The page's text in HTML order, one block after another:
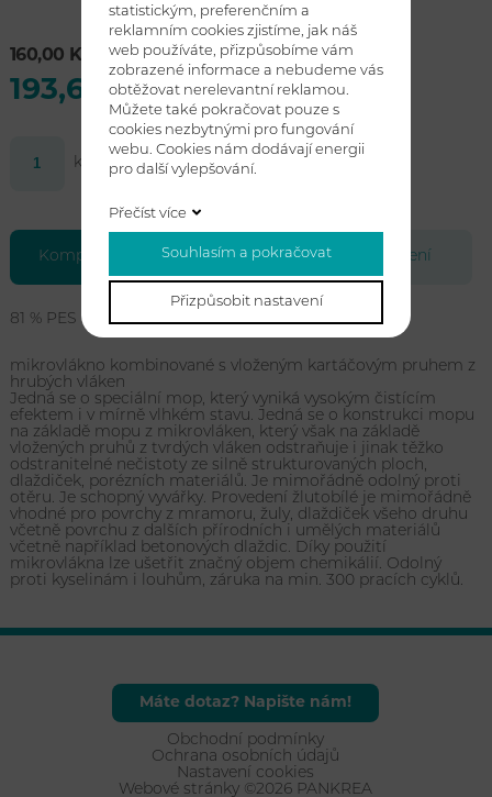
160,00 Kč bez DPH
193,60 Kč s DPH
ks Koupit
Kompletní specifikace Soubory ke stažení
81 % PES mikrovlákno, 19 % polypropylen
mikrovlákno kombinované s vloženým kartáčovým pruhem z
hrubých vláken
Jedná se o speciální mop, který vyniká vysokým čistícím
efektem i v mírně vlhkém stavu. Jedná se o konstrukci mopu
na základě mopu z mikrovláken, který však na základě
vložených pruhů z tvrdých vláken odstraňuje i jinak těžko
odstranitelné nečistoty ze silně strukturovaných ploch,
dlaždiček, porézních materiálů. Je mimořádně odolný proti
otěru. Je schopný vyvářky. Provedení žlutobílé je mimořádně
vhodné pro povrchy z mramoru, žuly, dlaždiček všeho druhu
včetně povrchu z dalších přírodních i umělých materiálů
včetně například betonových dlaždic. Díky použití
mikrovlákna lze ušetřit značný objem chemikálií. Odolný
proti kyselinám i louhům, záruka na min. 300 pracích cyklů.
Máte dotaz? Napište nám!
Obchodní podmínky
Ochrana osobních údajů
Nastavení cookies
Webové stránky ©2026 PANKREA
statistickým, preferenčním a
reklamním cookies zjistíme, jak náš
web používáte, přizpůsobíme vám
zobrazené informace a nebudeme vás
obtěžovat nerelevantní reklamou.
Můžete také pokračovat pouze s
cookies nezbytnými pro fungování
webu. Cookies nám dodávají energii
pro další vylepšování.
Přečíst více
Souhlasím a pokračovat
Přizpůsobit nastavení